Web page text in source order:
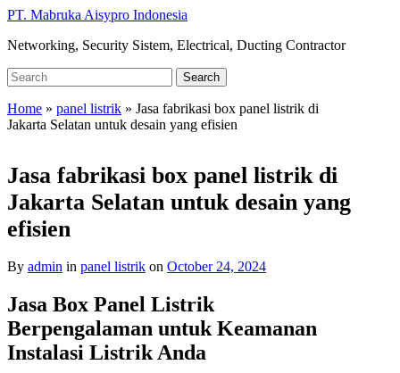
Skip
main
PT. Mabruka Aisypro Indonesia
Networking, Security Sistem, Electrical, Ducting Contractor
Search
for:
Search
Home » panel listrik » Jasa fabrikasi box panel listrik di
Jakarta Selatan untuk desain yang efisien
Jasa fabrikasi box panel listrik di
Jakarta Selatan untuk desain yang
efisien
By admin in panel listrik on October 24, 2024
Jasa Box Panel Listrik
Berpengalaman untuk Keamanan
Instalasi Listrik Anda